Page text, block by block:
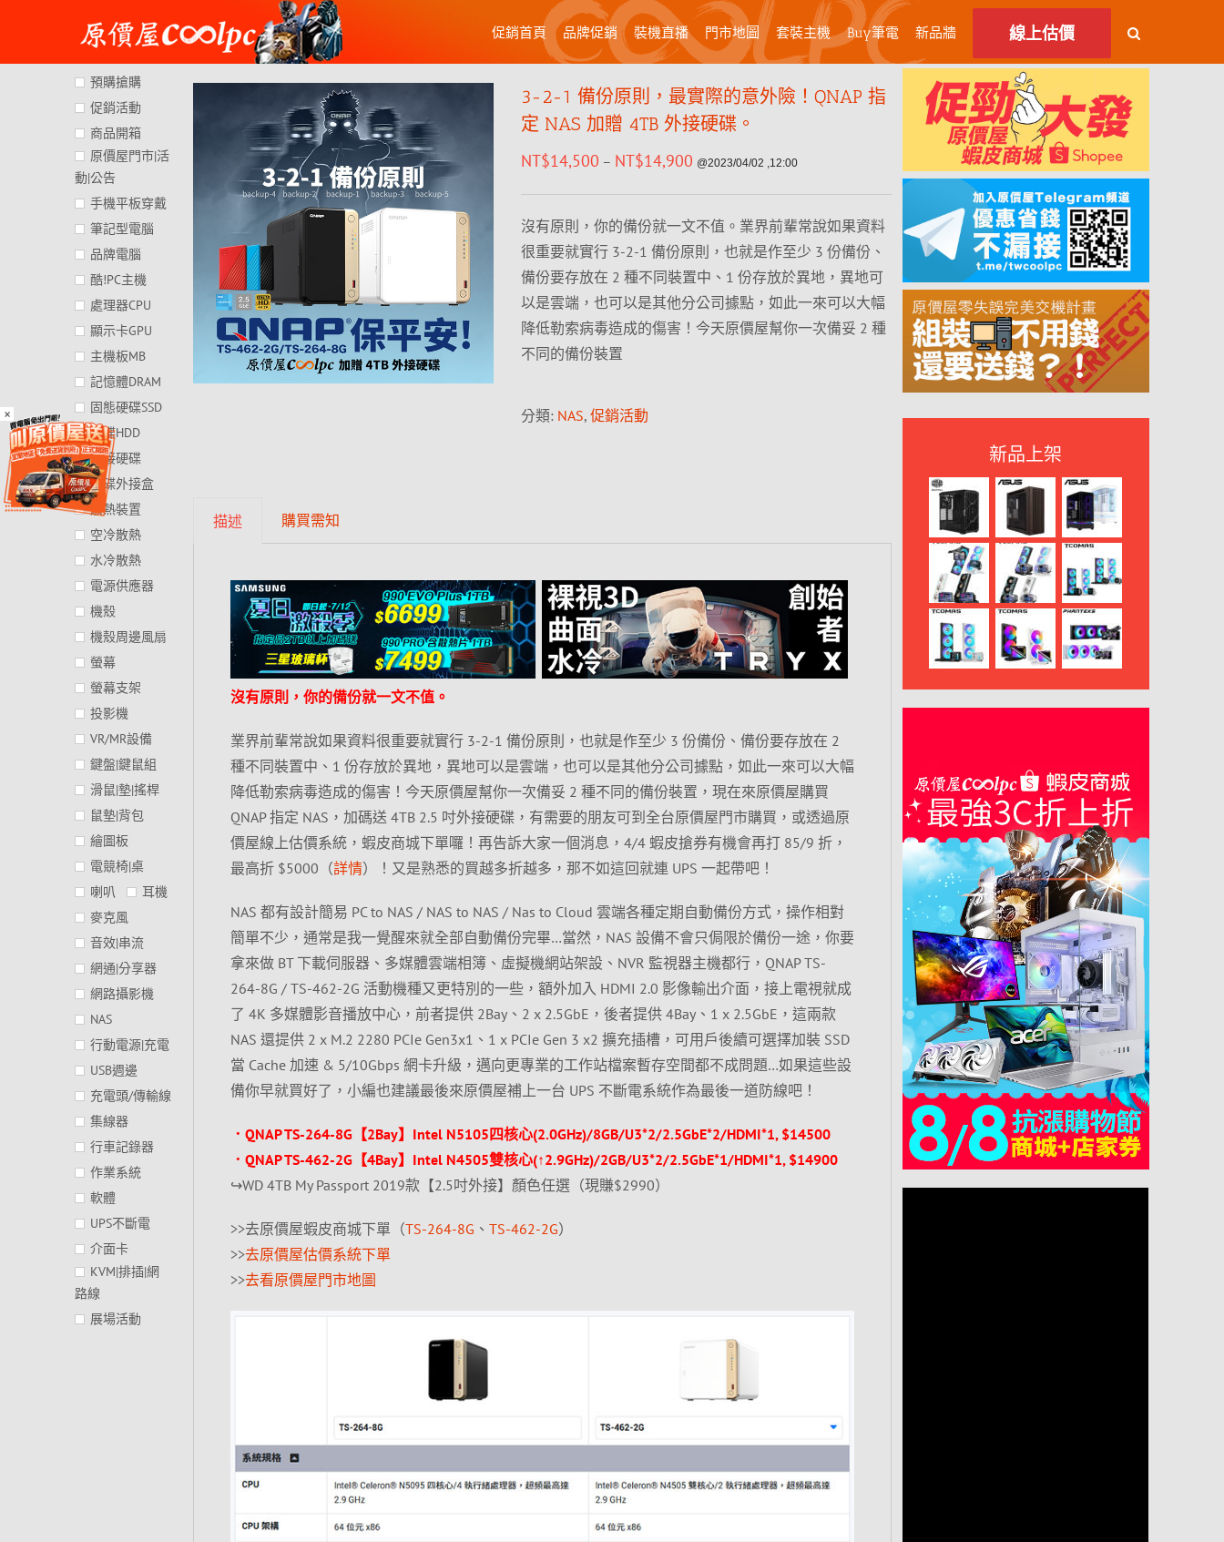
×
content
促銷首頁 品牌促銷 裝機直播 門市地圖 套裝主機 Buy筆電 新品牆 線上估價
3-2-1 備份原則，最實際的意外險！QNAP 指
定 NAS 加贈 4TB 外接硬碟。
NT$14,500 – NT$14,900 @2023/04/02 ,12:00
沒有原則，你的備份就一文不值。業界前輩常說如果資料
很重要就實行 3-2-1 備份原則，也就是作至少 3 份備份、
備份要存放在 2 種不同裝置中、1 份存放於異地，異地可
以是雲端，也可以是其他分公司據點，如此一來可以大幅
降低勒索病毒造成的傷害！今天原價屋幫你一次備妥 2 種
不同的備份裝置
分類: NAS, 促銷活動
描述 購買需知
沒有原則，你的備份就一文不值。
業界前輩常說如果資料很重要就實行 3-2-1 備份原則，也就是作至少 3 份備份、備份要存放在 2
種不同裝置中、1 份存放於異地，異地可以是雲端，也可以是其他分公司據點，如此一來可以大幅
降低勒索病毒造成的傷害！今天原價屋幫你一次備妥 2 種不同的備份裝置，現在來原價屋購買
QNAP 指定 NAS，加碼送 4TB 2.5 吋外接硬碟，有需要的朋友可到全台原價屋門市購買，或透過原
價屋線上估價系統，蝦皮商城下單囉！再告訴大家一個消息，4/4 蝦皮搶券有機會再打 85/9 折，
最高折 $5000（詳情）！又是熟悉的買越多折越多，那不如這回就連 UPS 一起帶吧！
NAS 都有設計簡易 PC to NAS / NAS to NAS / Nas to Cloud 雲端各種定期自動備份方式，操作相對
簡單不少，通常是我一覺醒來就全部自動備份完畢…當然，NAS 設備不會只侷限於備份一途，你要
拿來做 BT 下載伺服器、多媒體雲端相簿、虛擬機網站架設、NVR 監視器主機都行，QNAP TS-
264-8G / TS-462-2G 活動機種又更特別的一些，額外加入 HDMI 2.0 影像輸出介面，接上電視就成
了 4K 多媒體影音播放中心，前者提供 2Bay、2 x 2.5GbE，後者提供 4Bay、1 x 2.5GbE，這兩款
NAS 還提供 2 x M.2 2280 PCIe Gen3x1、1 x PCIe Gen 3 x2 擴充插槽，可用戶後續可選擇加裝 SSD
當 Cache 加速 & 5/10Gbps 網卡升級，邁向更專業的工作站檔案暫存空間都不成問題…如果這些設
備你早就買好了，小編也建議最後來原價屋補上一台 UPS 不斷電系統作為最後一道防線吧！
．QNAP TS-264-8G【2Bay】Intel N5105四核心(2.0GHz)/8GB/U3*2/2.5GbE*2/HDMI*1, $14500
．QNAP TS-462-2G【4Bay】Intel N4505雙核心(↑2.9GHz)/2GB/U3*2/2.5GbE*1/HDMI*1, $14900
↪WD 4TB My Passport 2019款【2.5吋外接】顏色任選（現賺$2990）
>>去原價屋蝦皮商城下單（TS-264-8G 、 TS-462-2G）
>>去原價屋估價系統下單
>>去看原價屋門市地圖
預購搶購
促銷活動
商品開箱
原價屋門市|活
動|公告
手機平板穿戴
筆記型電腦
品牌電腦
酷!PC主機
處理器CPU
顯示卡GPU
主機板MB
記憶體DRAM
固態硬碟SSD
硬碟HDD
外接硬碟
硬碟外接盒
散熱裝置
空冷散熱
水冷散熱
電源供應器
機殼
機殼周邊風扇
螢幕
螢幕支架
投影機
VR/MR設備
鍵盤|鍵鼠組
滑鼠|墊|搖桿
鼠墊|背包
繪圖板
電競椅|桌
喇叭
耳機
麥克風
音效|串流
網通|分享器
網路攝影機
NAS
行動電源|充電
USB週邊
充電頭/傳輸線
集線器
行車記錄器
作業系統
軟體
UPS不斷電
介面卡
KVM|排插|網
路線
展場活動
新品上架